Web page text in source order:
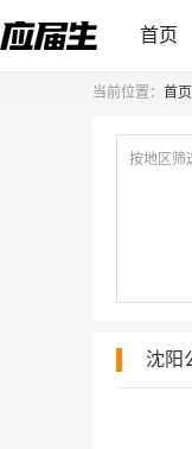
首页
当前位置： 首页
按地区筛
沈阳